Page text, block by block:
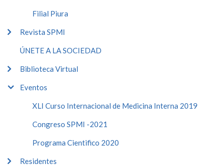
Filial Piura
Revista SPMI
ÚNETE A LA SOCIEDAD
Biblioteca Virtual
Eventos
XLI Curso Internacional de Medicina Interna 2019
Congreso SPMI -2021
Programa Cientifico 2020
Residentes